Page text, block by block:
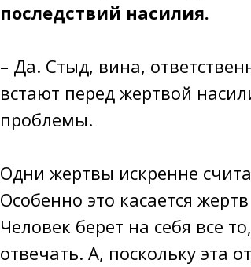
последствий насилия.
– Да. Стыд, вина,
встают перед жертвой
проблемы.
Одни жертвы искренне
Особенно это касается
Человек берет на себя все
отвечать. А, поскольку эта